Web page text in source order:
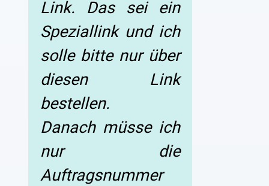
Link. Das sei ein
Speziallink und ich
solle bitte nur über
diesen Link
bestellen.
Danach müsse ich
nur die
Auftragsnummer